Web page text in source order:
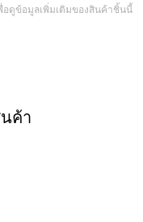
พื่อดูข้อมูลเพิ่มเติมของสินค้าชิ้นนี้
ค้า